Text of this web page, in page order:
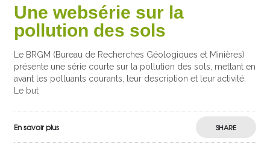
Une websérie sur la
pollution des sols
Le BRGM (Bureau de Recherches Géologiques et Minières)
présente une série courte sur la pollution des sols, mettant en
avant les polluants courants, leur description et leur activité.
Le but
En savoir plus SHARE